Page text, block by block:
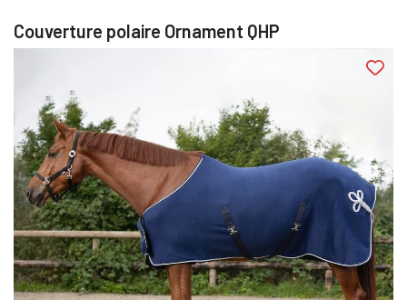
Couverture polaire Ornament QHP